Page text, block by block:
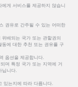
게 서비스를 제공하지 않습니
권유로 간주될 수 있는 어떠한
배되는 국가 또는 관할권의
에 대한 추천 또는 권유를 구
옵션을 제공합니다.
며 특정 국가 또는 지역에 거
닙니다.
있는지에 따라 다릅니다.